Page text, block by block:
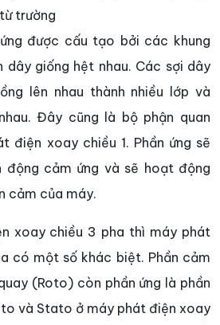
trường
ứng được cấu tạo bởi các khung
dây giống hệt nhau. Các sợi dây
lên nhau thành nhiều lớp và
Đây cũng là bộ phận quan
điện xoay chiều 1. Phần ứng sẽ
động cảm ứng và sẽ hoạt động
cảm của máy.
xoay chiều 3 pha thì máy phát
có một số khác biệt. Phần cảm
(Roto) còn phần ứng là phần
và Stato ở máy phát điện xoay